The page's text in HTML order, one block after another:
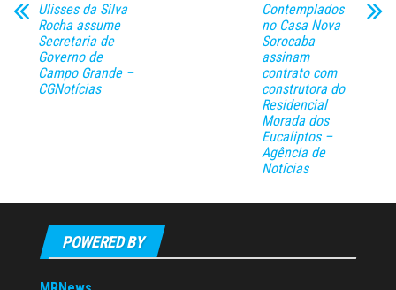
Ulisses da Silva
Rocha assume
Secretaria de
Governo de
Campo Grande –
CGNotícias
Contemplados
no Casa Nova
Sorocaba
assinam
contrato com
construtora do
Residencial
Morada dos
Eucaliptos –
Agência de
Notícias
POWERED BY